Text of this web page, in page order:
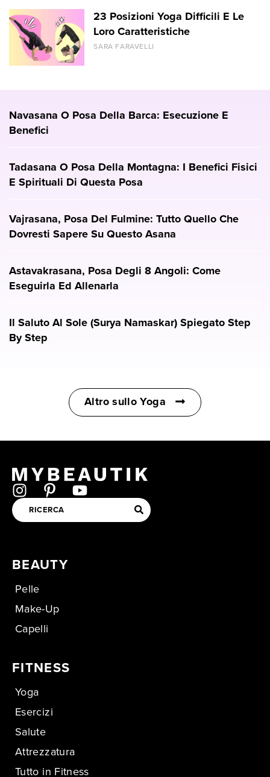
23 Posizioni Yoga Difficili E Le
Loro Caratteristiche
SARA FARAVELLI
Navasana O Posa Della Barca: Esecuzione E
Benefici
Tadasana O Posa Della Montagna: I Benefici Fisici
E Spirituali Di Questa Posa
Vajrasana, Posa Del Fulmine: Tutto Quello Che
Dovresti Sapere Su Questo Asana
Astavakrasana, Posa Degli 8 Angoli: Come
Eseguirla Ed Allenarla
Il Saluto Al Sole (Surya Namaskar) Spiegato Step
By Step
Altro sullo Yoga
BEAUTY
Pelle
Make-Up
Capelli
FITNESS
Yoga
Esercizi
Salute
Attrezzatura
Tutto in Fitness